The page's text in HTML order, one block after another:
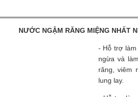
NƯỚC NGẬM RĂNG MIỆNG NHẤT
- Hỗ trợ
ngừa và
răng, viêm
lung lay.